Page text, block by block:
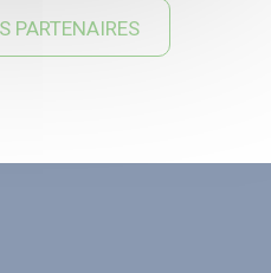
PARTENAIRES